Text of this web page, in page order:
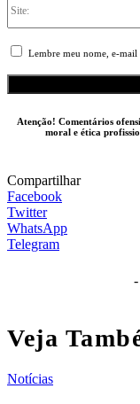
Lembre meu nome, e-mail
Atenção! Comentários
moral e ética
Compartilhar
Facebook
Twitter
WhatsApp
Telegram
Veja
Notícias